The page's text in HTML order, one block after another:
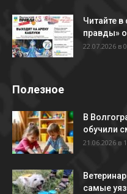
Читайте
правды»
22.07.2026 в
Полезное
В
обучили
21.06.2026 в
самые